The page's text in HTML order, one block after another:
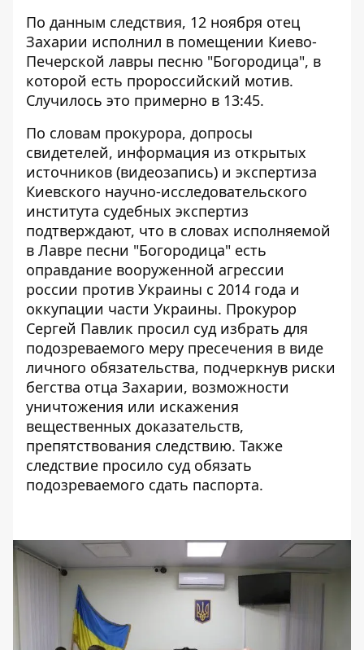
По данным следствия, 12 ноября отец
Захарии исполнил в помещении Киево-
Печерской лавры песню "Богородица", в
которой есть пророссийский мотив.
Случилось это примерно в 13:45.
По словам прокурора, допросы
свидетелей, информация из открытых
источников (видеозапись) и экспертиза
Киевского научно-исследовательского
института судебных экспертиз
подтверждают, что в словах исполняемой
в Лавре песни "Богородица" есть
оправдание вооруженной агрессии
россии против Украины с 2014 года и
оккупации части Украины. Прокурор
Сергей Павлик просил суд избрать для
подозреваемого меру пресечения в виде
личного обязательства, подчеркнув риски
бегства отца Захарии, возможности
уничтожения или искажения
вещественных доказательств,
препятствования следствию. Также
следствие просило суд обязать
подозреваемого сдать паспорта.